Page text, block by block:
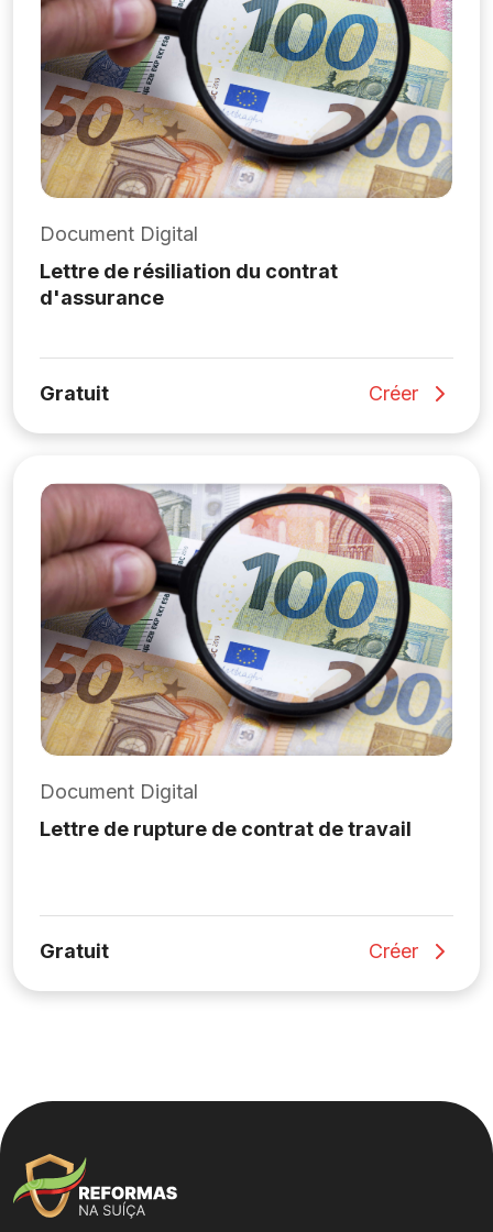
Document Digital
Lettre de résiliation du contrat
d'assurance
Gratuit Créer
Document Digital
Lettre de rupture de contrat de travail
Gratuit Créer